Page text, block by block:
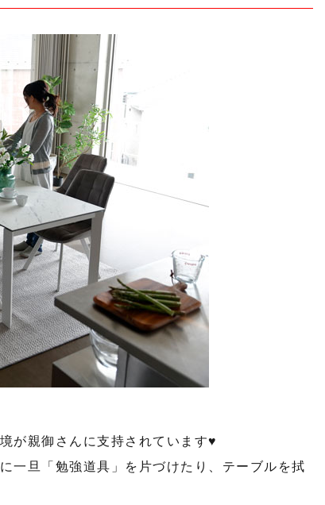
が親御さんに支持されています♥
一旦「勉強道具」を片づけたり、テーブルを拭